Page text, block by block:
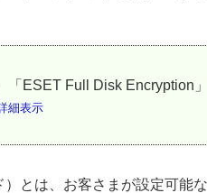
ESET Full Disk Encryption
細表示
とは、お客さまが設定可能